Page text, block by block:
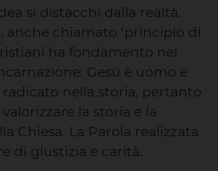
si distacchi dalla realtà.
anche chiamato ‘principio di
ha fondamento nel
Gesù è uomo e
radicato nella storia, pertanto
la storia e la
Chiesa. La Parola realizzata
di giustizia e carità.